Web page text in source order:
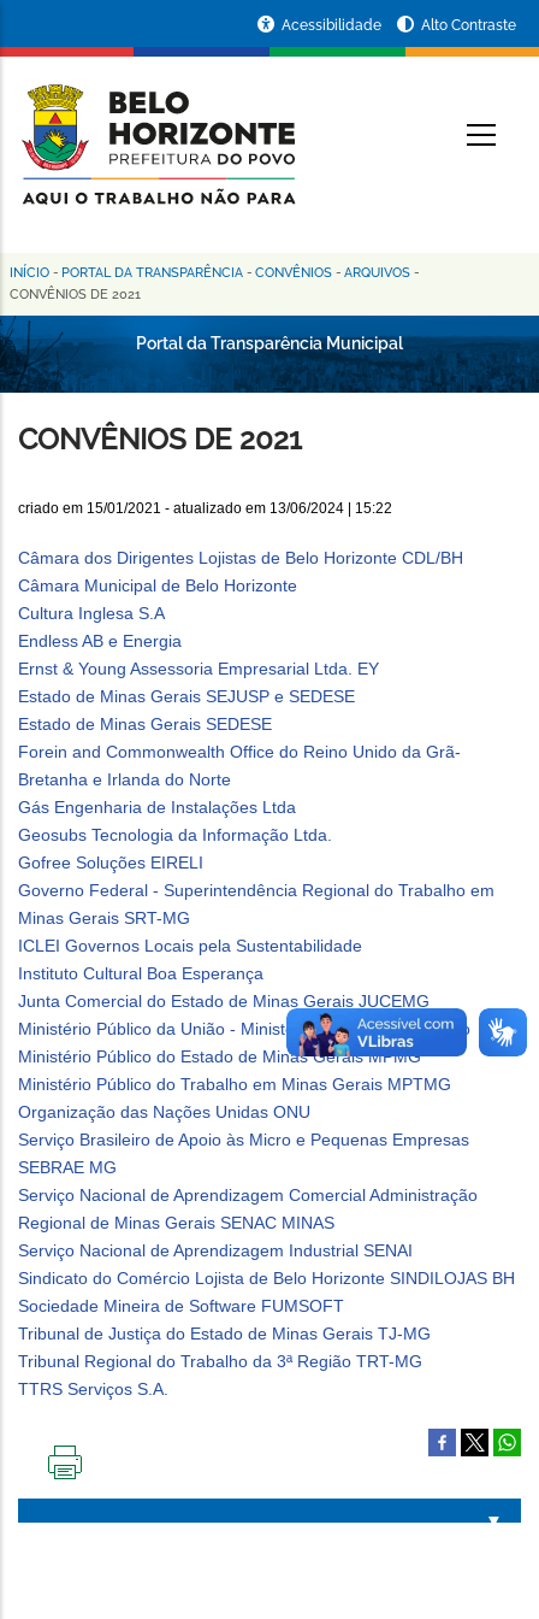
conteúdo
principal
da
Prefeitura
de
Horizonte
Acessibilidade Alto Contraste
Trilha
de
navegação
INÍCIO - PORTAL DA TRANSPARÊNCIA - CONVÊNIOS - ARQUIVOS -
CONVÊNIOS DE 2021
Portal da Transparência Municipal
CONVÊNIOS DE 2021
criado em 15/01/2021 - atualizado em 13/06/2024 | 15:22
Câmara dos Dirigentes Lojistas de Belo Horizonte CDL/BH
Câmara Municipal de Belo Horizonte
Cultura Inglesa S.A
Endless AB e Energia
Ernst & Young Assessoria Empresarial Ltda. EY
Estado de Minas Gerais SEJUSP e SEDESE
Estado de Minas Gerais SEDESE
Forein and Commonwealth Office do Reino Unido da Grã-
Bretanha e Irlanda do Norte
Gás Engenharia de Instalações Ltda
Geosubs Tecnologia da Informação Ltda.
Gofree Soluções EIRELI
Governo Federal - Superintendência Regional do Trabalho em
Minas Gerais SRT-MG
ICLEI Governos Locais pela Sustentabilidade
Instituto Cultural Boa Esperança
Junta Comercial do Estado de Minas Gerais JUCEMG
Ministério Público da União - Ministério Público do Trabalho
Ministério Público do Estado de Minas Gerais MPMG
Ministério Público do Trabalho em Minas Gerais MPTMG
Organização das Nações Unidas ONU
Serviço Brasileiro de Apoio às Micro e Pequenas Empresas
SEBRAE MG
Serviço Nacional de Aprendizagem Comercial Administração
Regional de Minas Gerais SENAC MINAS
Serviço Nacional de Aprendizagem Industrial SENAI
Sindicato do Comércio Lojista de Belo Horizonte SINDILOJAS BH
Sociedade Mineira de Software FUMSOFT
Tribunal de Justiça do Estado de Minas Gerais TJ-MG
Tribunal Regional do Trabalho da 3ª Região TRT-MG
TTRS Serviços S.A.
PÁGINA